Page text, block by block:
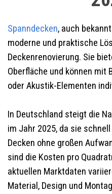
Spanndecken, auch
moderne und praktische
Deckenrenovierung. Sie
Oberfläche und können mit
oder Akustik-Elementen
In Deutschland steigt die
im Jahr 2025, da sie
Decken ohne großen
sind die Kosten pro
aktuellen Marktdaten
Material, Design und